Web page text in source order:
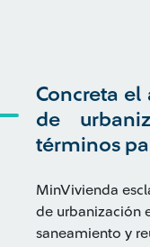
Concreta el
de
términos
MinVivienda
de urbanización
saneamiento y